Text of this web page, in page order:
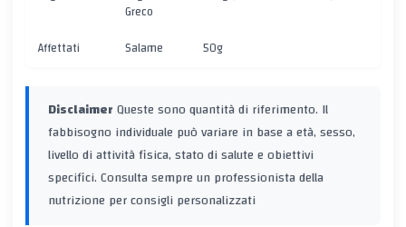
Greco
Affettati Salame 50g
DisclaimerQueste sono quantità di riferimento. Il
fabbisogno individuale può variare in base a età, sesso,
livello di attività fisica, stato di salute e obiettivi
specifici. Consulta sempre un professionista della
nutrizione per consigli personalizzati